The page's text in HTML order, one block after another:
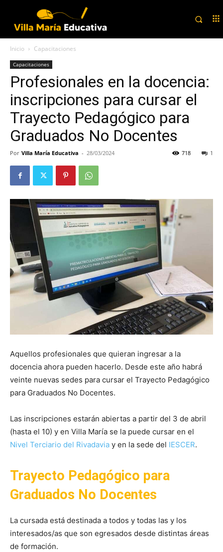
Inicio Capacitaciones
Capacitaciones
Profesionales en la docencia:
inscripciones para cursar el
Trayecto Pedagógico para
Graduados No Docentes
Por Villa María Educativa - 28/03/2024 1
718
Aquellos profesionales que quieran ingresar a la
docencia ahora pueden hacerlo. Desde este año habrá
veinte nuevas sedes para cursar el Trayecto Pedagógico
para Graduados No Docentes.
Las inscripciones estarán abiertas a partir del 3 de abril
(hasta el 10) y en Villa María se la puede cursar en el
Nivel Terciario del Rivadavia y en la sede del IESCER.
Trayecto Pedagógico para
Graduados No Docentes
La cursada está destinada a todos y todas las y los
interesados/as que son egresados desde distintas áreas
de formación.